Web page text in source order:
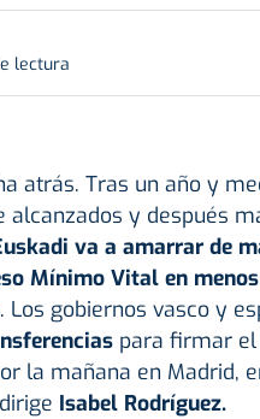
lectura
atrás. Tras un año y
y después
va a amarrar de
Mínimo Vital en
. Los gobiernos vasco y
para firmar el
la mañana en Madrid,
Isabel Rodríguez.